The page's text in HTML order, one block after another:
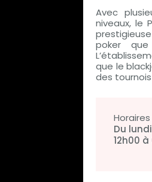
Avec
niveaux, le
poker
que le
des
Horaires
Du
12h00